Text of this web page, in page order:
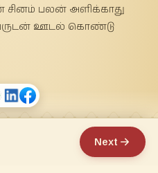
பலன் அளிக்காது
ஊடல் கொண்டு
Next